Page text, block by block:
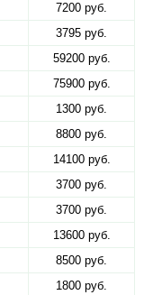
7200 руб.
3795 руб.
59200 руб.
75900 руб.
1300 руб.
8800 руб.
14100 руб.
3700 руб.
3700 руб.
13600 руб.
8500 руб.
1800 руб.